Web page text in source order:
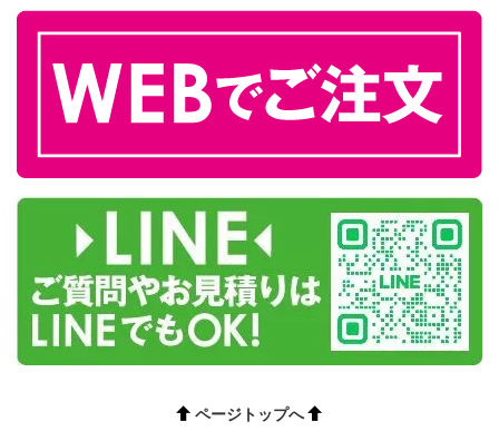
ページトップへ